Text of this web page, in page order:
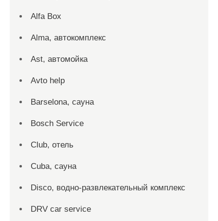
Alfa Box
Alma, автокомплекс
Ast, автомойка
Avto help
Barselona, сауна
Bosch Service
Club, отель
Cuba, сауна
Disco, водно-развлекательный комплекс
DRV car service